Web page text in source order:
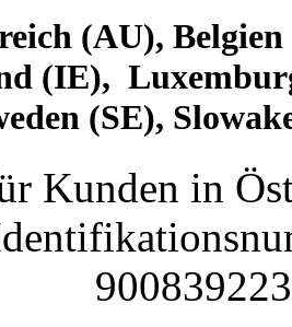
(AU),
(IE),
(SE),
in